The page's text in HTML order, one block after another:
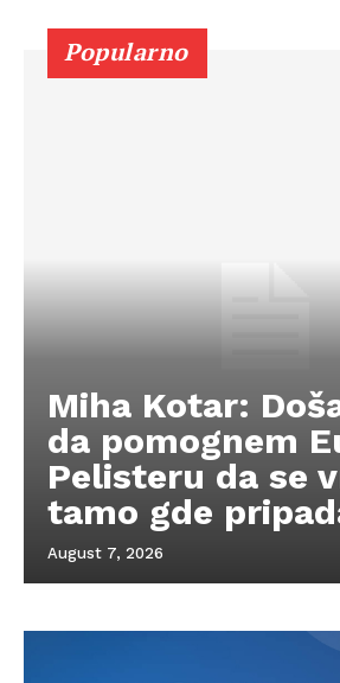
Popularno
Miha Kotar:
da pomognem
Pelisteru da se
tamo gde
August 7, 2026